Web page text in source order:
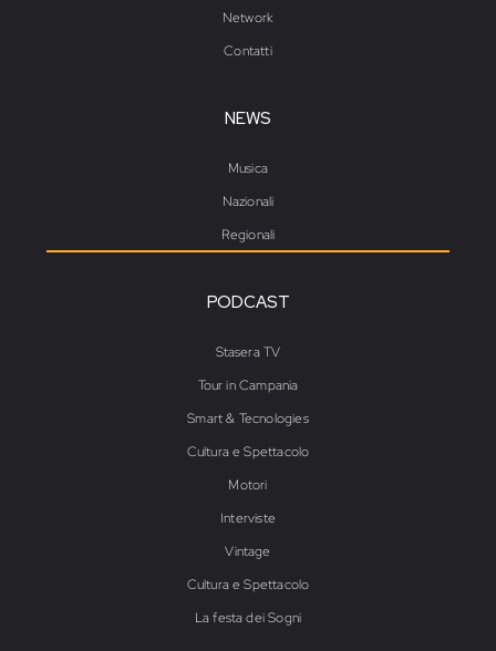
Network
Contatti
NEWS
Musica
Nazionali
Regionali
PODCAST
Stasera TV
Tour in Campania
Smart & Tecnologies
Cultura e Spettacolo
Motori
Interviste
Vintage
Cultura e Spettacolo
La festa dei Sogni